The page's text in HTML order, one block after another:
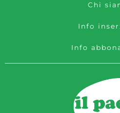
Chi
Info
Info